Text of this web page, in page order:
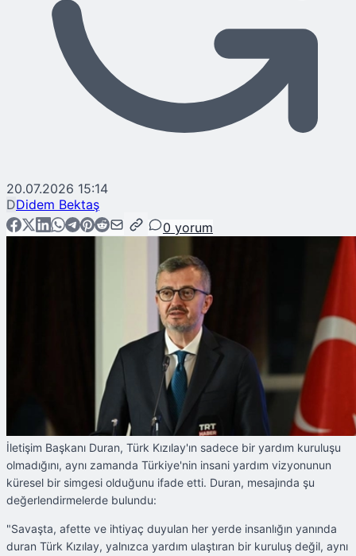
20.07.2026 15:14
DDidem Bektaş
0 yorum
İletişim Başkanı Duran, Türk Kızılay'ın sadece bir yardım kuruluşu
olmadığını, aynı zamanda Türkiye'nin insani yardım vizyonunun
küresel bir simgesi olduğunu ifade etti. Duran, mesajında şu
değerlendirmelerde bulundu:
"Savaşta, afette ve ihtiyaç duyulan her yerde insanlığın yanında
duran Türk Kızılay, yalnızca yardım ulaştıran bir kuruluş değil, aynı